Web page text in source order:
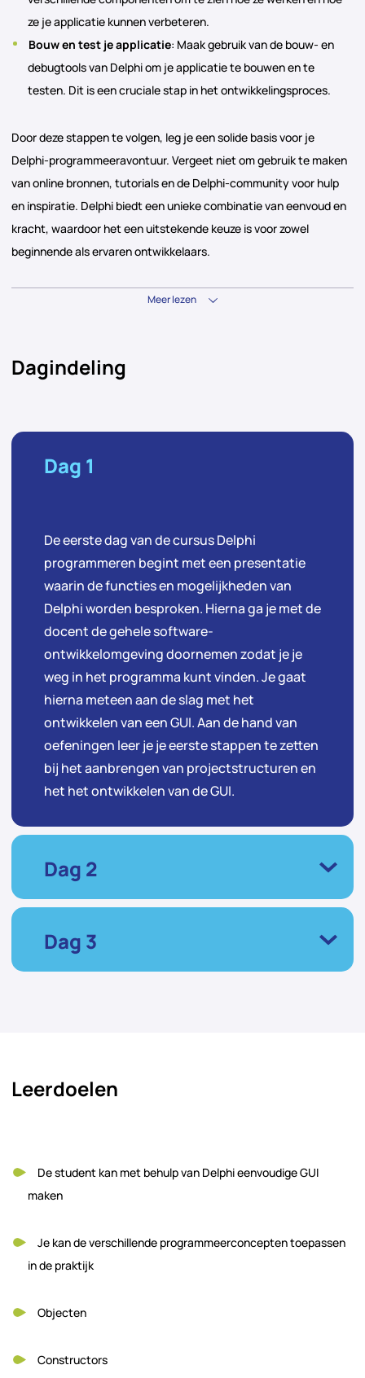
ze je applicatie kunnen verbeteren.
Bouw en test je applicatie: Maak gebruik van de bouw- en
debugtools van Delphi om je applicatie te bouwen en te
testen. Dit is een cruciale stap in het ontwikkelingsproces.
Door deze stappen te volgen, leg je een solide basis voor je
Delphi-programmeeravontuur. Vergeet niet om gebruik te maken
van online bronnen, tutorials en de Delphi-community voor hulp
en inspiratie. Delphi biedt een unieke combinatie van eenvoud en
kracht, waardoor het een uitstekende keuze is voor zowel
beginnende als ervaren ontwikkelaars.
Meer lezen
Dagindeling
Dag 1
De eerste dag van de cursus Delphi
programmeren begint met een presentatie
waarin de functies en mogelijkheden van
Delphi worden besproken. Hierna ga je met de
docent de gehele software-
ontwikkelomgeving doornemen zodat je je
weg in het programma kunt vinden. Je gaat
hierna meteen aan de slag met het
ontwikkelen van een GUI. Aan de hand van
oefeningen leer je je eerste stappen te zetten
bij het aanbrengen van projectstructuren en
het het ontwikkelen van de GUI.
Dag 2
Dag 3
Leerdoelen
De student kan met behulp van Delphi eenvoudige GUI
maken
Je kan de verschillende programmeerconcepten toepassen
in de praktijk
Objecten
Constructors